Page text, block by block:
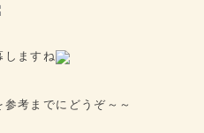
しますね
考までにどうぞ～～